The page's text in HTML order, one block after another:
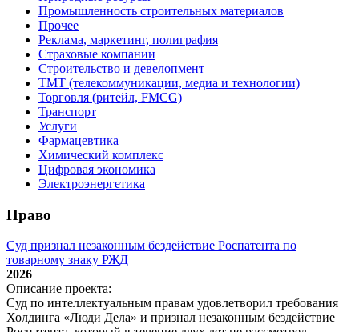
Промышленность строительных материалов
Прочее
Реклама, маркетинг, полиграфия
Страховые компании
Строительство и девелопмент
ТМТ (телекоммуникации, медиа и технологии)
Торговля (ритейл, FMCG)
Транспорт
Услуги
Фармацевтика
Химический комплекс
Цифровая экономика
Электроэнергетика
Право
Суд признал незаконным бездействие Роспатента по
товарному знаку РЖД
2026
Описание проекта:
Суд по интеллектуальным правам удовлетворил требования
Холдинга «Люди Дела» и признал незаконным бездействие